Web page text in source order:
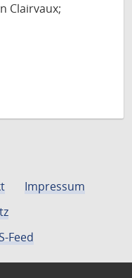
Clairvaux;
Impressum
Feed